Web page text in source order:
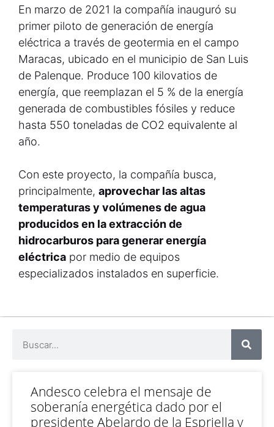
En marzo de 2021 la compañía inauguró su
primer piloto de generación de energía
eléctrica a través de geotermia en el campo
Maracas, ubicado en el municipio de San Luis
de Palenque. Produce 100 kilovatios de
energía, que reemplazan el 5 % de la energía
generada de combustibles fósiles y reduce
hasta 550 toneladas de CO2 equivalente al
año.
Con este proyecto, la compañía busca,
principalmente, aprovechar las altas
temperaturas y volúmenes de agua
producidos en la extracción de
hidrocarburos para generar energía
eléctrica por medio de equipos
especializados instalados en superficie.
Andesco celebra el mensaje de
soberanía energética dado por el
presidente Abelardo de la Espriella y